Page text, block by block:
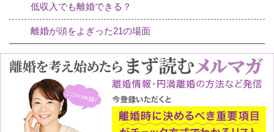
低収入でも離婚できる？
離婚が頭をよぎった21の場面